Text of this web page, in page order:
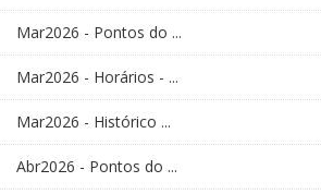
Mar2026 - Pontos do ...
Mar2026 - Horários - ...
Mar2026 - Histórico ...
Abr2026 - Pontos do ...